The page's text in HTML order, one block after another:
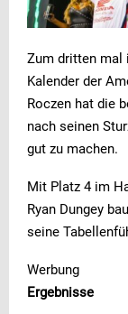
Zum dritten mal
Kalender der
Roczen hat die
nach seinen
gut zu machen.
Mit Platz 4 im
Ryan Dungey
seine
Werbung
Ergebnisse